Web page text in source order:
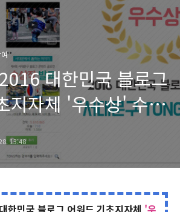
대한민국 블로그
지자체 '우수상' 수상!
~
13:48
한민국 블로그 어워드 기초지자체 '우